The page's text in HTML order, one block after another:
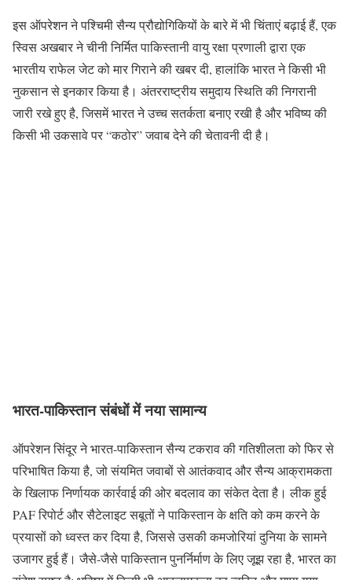
इस ऑपरेशन ने पश्चिमी सैन्य प्रौद्योगिकियों के बारे में भी चिंताएं बढ़ाई हैं, एक
स्विस अखबार ने चीनी निर्मित पाकिस्तानी वायु रक्षा प्रणाली द्वारा एक
भारतीय राफेल जेट को मार गिराने की खबर दी, हालांकि भारत ने किसी भी
नुकसान से इनकार किया है। अंतरराष्ट्रीय समुदाय स्थिति की निगरानी
जारी रखे हुए है, जिसमें भारत ने उच्च सतर्कता बनाए रखी है और भविष्य की
किसी भी उकसावे पर “कठोर” जवाब देने की चेतावनी दी है।
भारत-पाकिस्तान संबंधों में नया सामान्य
ऑपरेशन सिंदूर ने भारत-पाकिस्तान सैन्य टकराव की गतिशीलता को फिर से
परिभाषित किया है, जो संयमित जवाबों से आतंकवाद और सैन्य आक्रामकता
के खिलाफ निर्णायक कार्रवाई की ओर बदलाव का संकेत देता है। लीक हुई
PAF रिपोर्ट और सैटेलाइट सबूतों ने पाकिस्तान के क्षति को कम करने के
प्रयासों को ध्वस्त कर दिया है, जिससे उसकी कमजोरियां दुनिया के सामने
उजागर हुई हैं। जैसे-जैसे पाकिस्तान पुनर्निर्माण के लिए जूझ रहा है, भारत का